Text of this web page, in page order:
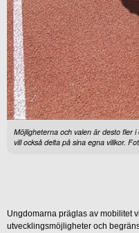
Möjligheterna och valen är desto fler
vill också delta på sina egna villkor.
Ungdomarna präglas av mobilitet
utvecklingsmöjligheter och